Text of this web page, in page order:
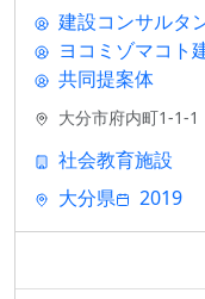
建設コンサルタ
ヨコミゾマコト
共同提案体
大分市府内町1-1-1
社会教育施設
大分県
2019